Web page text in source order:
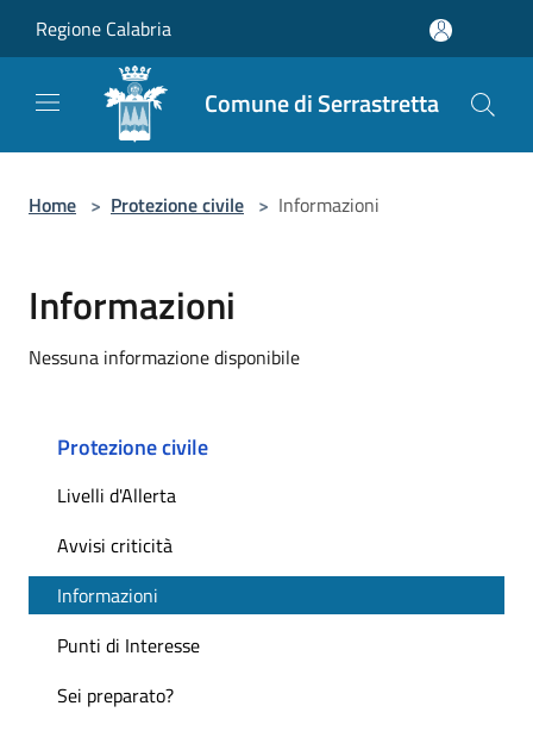
Regione Calabria
Comune di Serrastretta
Home > Protezione civile > Informazioni
Informazioni
Nessuna informazione disponibile
Protezione civile
Livelli d'Allerta
Avvisi criticità
Informazioni
Punti di Interesse
Sei preparato?